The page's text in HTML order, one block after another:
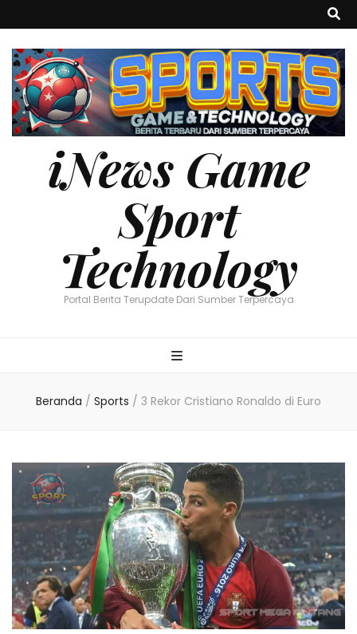
iNews Game
Sport
Technology
Portal Berita Terupdate Dari Sumber Terpercaya
Beranda / Sports / 3 Rekor Cristiano Ronaldo di Euro